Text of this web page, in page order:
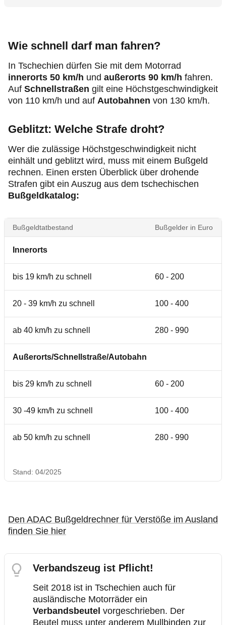
Wie schnell darf man fahren?
In Tschechien dürfen Sie mit dem Motorrad
innerorts 50 km/h und außerorts 90 km/h fahren.
Auf Schnellstraßen gilt eine Höchstgeschwindigkeit
von 110 km/h und auf Autobahnen von 130 km/h.
Geblitzt: Welche Strafe droht?
Wer die zulässige Höchstgeschwindigkeit nicht
einhält und geblitzt wird, muss mit einem Bußgeld
rechnen. Einen ersten Überblick über drohende
Strafen gibt ein Auszug aus dem tschechischen
Bußgeldkatalog:
Bußgeldtatbestand Bußgelder in Euro
Innerorts
bis 19 km/h zu schnell 60 - 200
20 - 39 km/h zu schnell 100 - 400
ab 40 km/h zu schnell 280 - 990
Außerorts/Schnellstraße/Autobahn
bis 29 km/h zu schnell 60 - 200
30 -49 km/h zu schnell 100 - 400
ab 50 km/h zu schnell 280 - 990
Stand: 04/2025
Den ADAC Bußgeldrechner für Verstöße im Ausland
finden Sie hier
Verbandszeug ist Pflicht!
Seit 2018 ist in Tschechien auch für
ausländische Motorräder ein
Verbandsbeutel vorgeschrieben. Der
Beutel muss unter anderem Mullbinden zur